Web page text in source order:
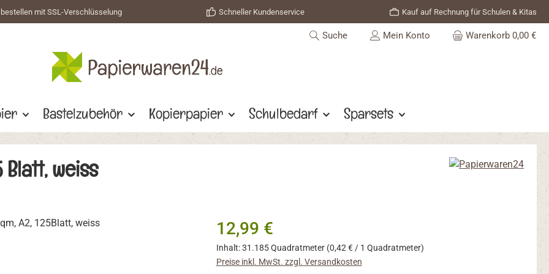
mit SSL-Verschlüsselung Schneller Kundenservice Kauf auf Rechnung für Schulen & Kitas
Suche Mein Konto Warenkorb 0,00 €
Bastelzubehör Kopierpapier Schulbedarf Sparsets
Blatt, weiss
Regulärer Preis:
12,99 €
Inhalt:31.185 Quadratmeter (0,42 € / 1 Quadratmeter)
Preise inkl. MwSt. zzgl. Versandkosten